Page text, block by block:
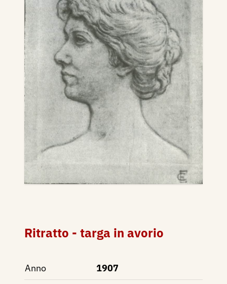
Ritratto - targa in avorio
Anno
1907